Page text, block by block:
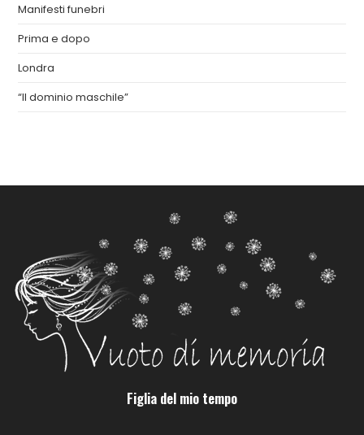
Manifesti funebri
Prima e dopo
Londra
“Il dominio maschile”
Figlia del mio tempo